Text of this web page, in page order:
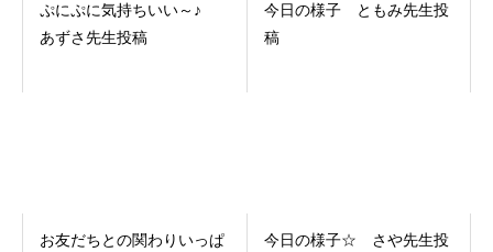
ぷにぷに気持ちいい～♪
あずさ先生投稿
今日の様子 ともみ先生投
稿
お友だちとの関わりいっぱ
今日の様子☆ さや先生投